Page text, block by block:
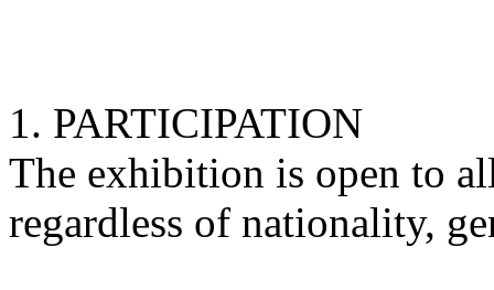
1. PARTICIPATION
The exhibition is open to
regardless of nationality,